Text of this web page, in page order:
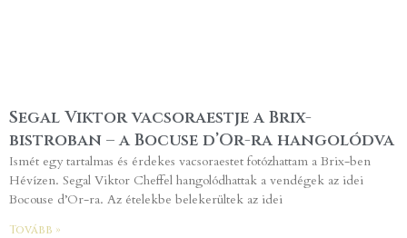
Segal Viktor vacsoraestje a Brix-
bistroban – a Bocuse d’Or-ra hangolódva
Ismét egy tartalmas és érdekes vacsoraestet fotózhattam a Brix-ben
Hévízen. Segal Viktor Cheffel hangolódhattak a vendégek az idei
Bocouse d’Or-ra. Az ételekbe belekerültek az idei
Tovább »